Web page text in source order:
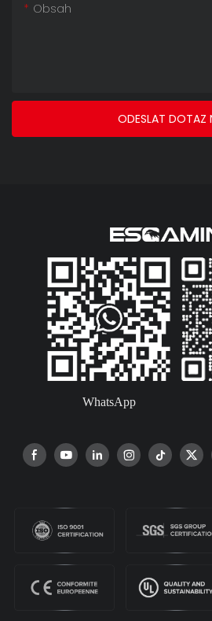
Obsah
ODESLAT DOTAZ
WhatsApp